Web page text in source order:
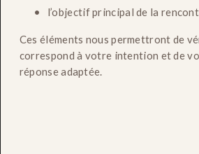
l’objectif principal de la
Ces éléments nous permettront de
correspond à votre intention et de
réponse adaptée.